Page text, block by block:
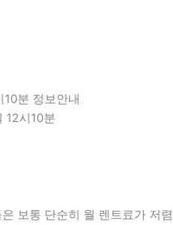
분 정보안내
12시10분
보통 단순히 월 렌트료가 저렴